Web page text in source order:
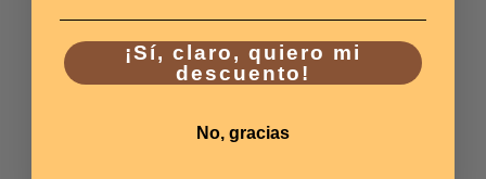
¡Sí, claro, quiero mi
descuento!
No, gracias